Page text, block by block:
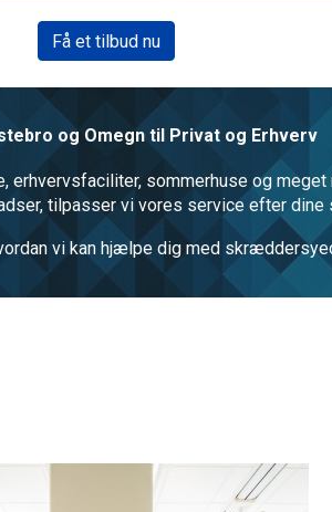
Få et tilbud nu
og Omegn til Privat og Erhverv
sommerhuse og meget
tilpasser vi vores service efter dine
vi kan hjælpe dig med